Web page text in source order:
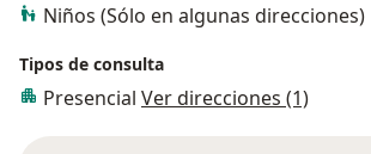
Niños (Sólo en algunas direcciones)
Tipos de consulta
Presencial Ver direcciones (1)